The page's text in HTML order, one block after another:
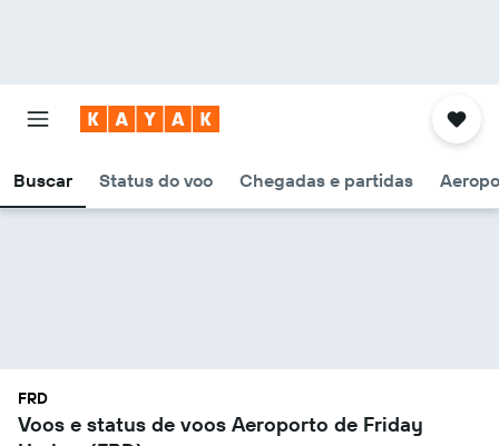
Buscar Status do voo Chegadas e partidas
FRD
Voos e status de voos Aeroporto de Friday